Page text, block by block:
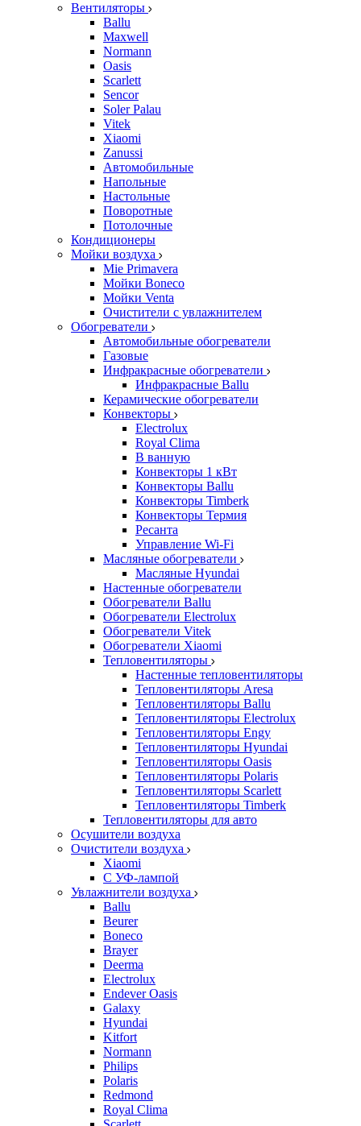
Вентиляторы
Ballu
Maxwell
Normann
Oasis
Scarlett
Sencor
Soler Palau
Vitek
Xiaomi
Zanussi
Автомобильные
Напольные
Настольные
Поворотные
Потолочные
Кондиционеры
Мойки воздуха
Mie Primavera
Мойки Boneco
Мойки Venta
Очистители с увлажнителем
Обогреватели
Автомобильные обогреватели
Газовые
Инфракрасные обогреватели
Инфракрасные Ballu
Керамические обогреватели
Конвекторы
Electrolux
Royal Clima
В ванную
Конвекторы 1 кВт
Конвекторы Ballu
Конвекторы Timberk
Конвекторы Термия
Ресанта
Управление Wi-Fi
Масляные обогреватели
Масляные Hyundai
Настенные обогреватели
Обогреватели Ballu
Обогреватели Electrolux
Обогреватели Vitek
Обогреватели Xiaomi
Тепловентиляторы
Настенные тепловентиляторы
Тепловентиляторы Aresa
Тепловентиляторы Ballu
Тепловентиляторы Electrolux
Тепловентиляторы Engy
Тепловентиляторы Hyundai
Тепловентиляторы Oasis
Тепловентиляторы Polaris
Тепловентиляторы Scarlett
Тепловентиляторы Timberk
Тепловентиляторы для авто
Осушители воздуха
Очистители воздуха
Xiaomi
С УФ-лампой
Увлажнители воздуха
Ballu
Beurer
Boneco
Brayer
Deerma
Electrolux
Endever Oasis
Galaxy
Hyundai
Kitfort
Normann
Philips
Polaris
Redmond
Royal Clima